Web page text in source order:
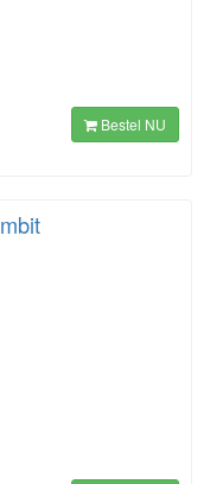
Bestel NU